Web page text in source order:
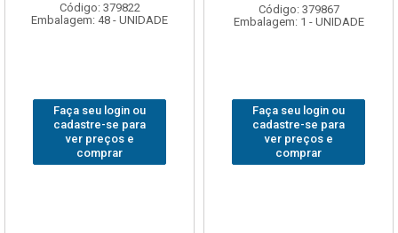
Código: 379822
Embalagem: 48 - UNIDADE
Faça seu login ou
cadastre-se para
ver preços e
comprar
Código: 379867
Embalagem: 1 - UNIDADE
Faça seu login ou
cadastre-se para
ver preços e
comprar